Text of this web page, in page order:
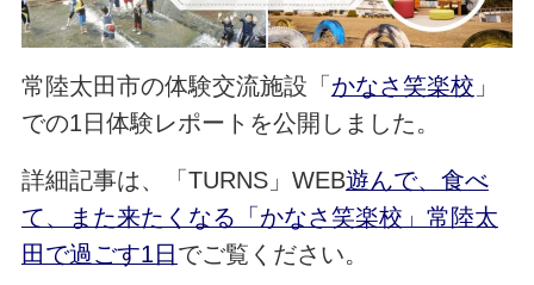
常陸太田市の体験交流施設「 かなさ笑楽校 」
での1日体験レポートを公開しました。
詳細記事は、「TURNS」WEB遊んで、食べ
て、また来たくなる「かなさ笑楽校」常陸太
田で過ごす1日 でご覧ください。